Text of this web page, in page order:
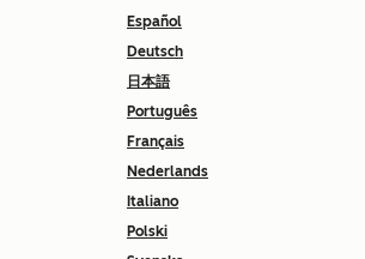
Español
Deutsch
日本語
Português
Français
Nederlands
Italiano
Polski